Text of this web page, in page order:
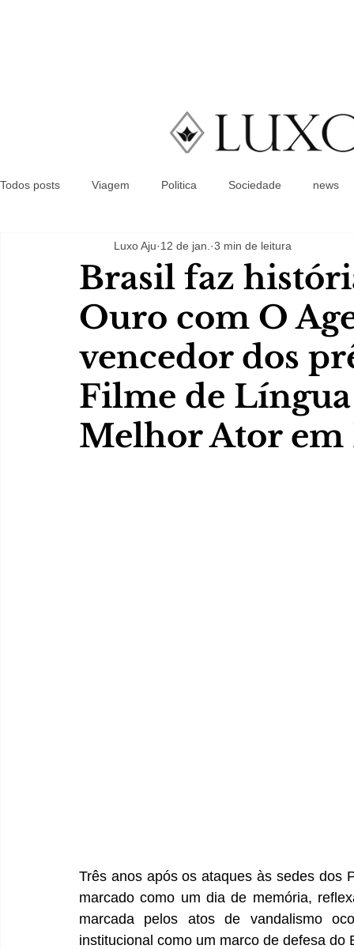
Todos posts Viagem Politica Sociedade news
Brasil faz
Ouro com O
vencedor dos
Filme de
Melhor Ator
Luxo Aju 12 de jan. 3 min de leitura
Três anos após os ataques às sedes dos
marcado como um dia de memória,
marcada pelos atos de vandalismo
institucional como um marco de defesa